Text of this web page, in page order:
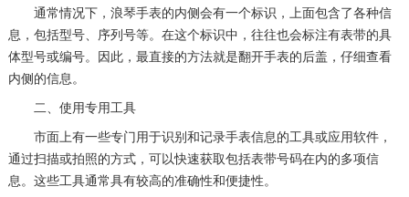
通常情况下，浪琴手表的内侧会有一个标识，上面包含了各种信
息，包括型号、序列号等。在这个标识中，往往也会标注有表带的具
体型号或编号。因此，最直接的方法就是翻开手表的后盖，仔细查看
内侧的信息。
二、使用专用工具
市面上有一些专门用于识别和记录手表信息的工具或应用软件，
通过扫描或拍照的方式，可以快速获取包括表带号码在内的多项信
息。这些工具通常具有较高的准确性和便捷性。